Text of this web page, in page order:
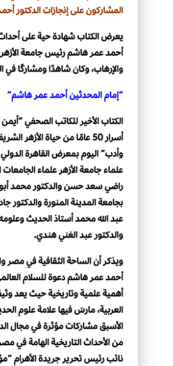
المشاركون على إنجازات الدكتور
يعرض الكتاب شهادة حية على
أحمد عمر هاشم رئيس جامعة
والإرهاب، وكان شاهدًا ومشاركًا في
“إمام المحدثين أحمد عمر هاشم”
الكتاب الأخير للكاتب الصحفي
أسرار 50 عامًا من حياة
وأدب” اليوم بمعرض القاهرة
علماء جامعة الأزهر علماء
راضي سعد حسن والدكتور محمد أبو
بجامعة المدينة المنورة والدكتور
عبد الله محمد أستاذ الحديث
والدكتور عبد الغني هندي.
ويذكر أن الساحة الثقافية في مصر
أحمد عمر هاشم دعوة للسلام
أهمية علمية وتاريخية حيث يعد
العربية، مارسَ فيها علامة علوم
الأسبق مشاركات مؤثرة في مجال
من الأحداث التاريخية الهامة في
نائب رئيس تحرير جريدة الأهرام